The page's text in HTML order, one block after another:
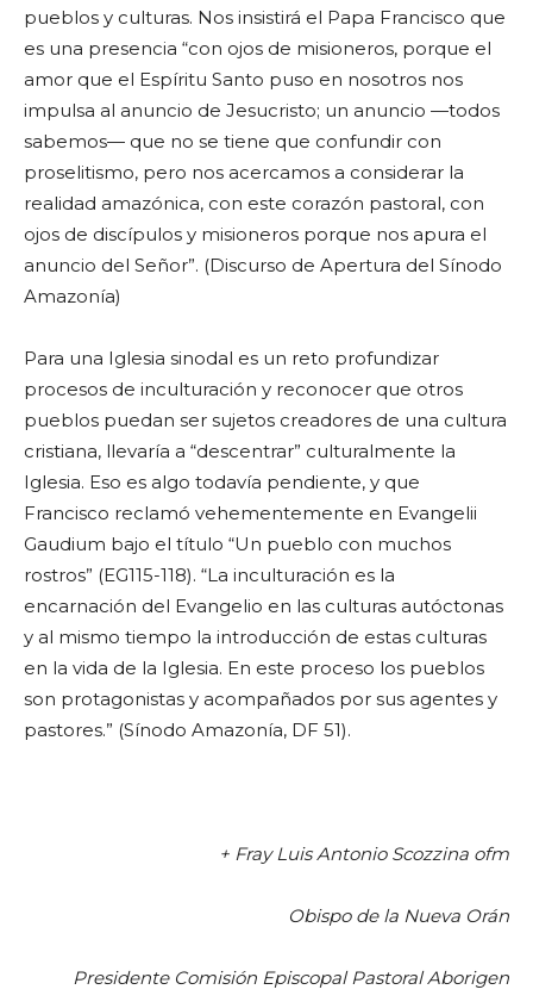
pueblos y culturas. Nos insistirá el Papa Francisco que
es una presencia “con ojos de misioneros, porque el
amor que el Espíritu Santo puso en nosotros nos
impulsa al anuncio de Jesucristo; un anuncio —todos
sabemos— que no se tiene que confundir con
proselitismo, pero nos acercamos a considerar la
realidad amazónica, con este corazón pastoral, con
ojos de discípulos y misioneros porque nos apura el
anuncio del Señor”. (Discurso de Apertura del Sínodo
Amazonía)
Para una Iglesia sinodal es un reto profundizar
procesos de inculturación y reconocer que otros
pueblos puedan ser sujetos creadores de una cultura
cristiana, llevaría a “descentrar” culturalmente la
Iglesia. Eso es algo todavía pendiente, y que
Francisco reclamó vehementemente en Evangelii
Gaudium bajo el título “Un pueblo con muchos
rostros” (EG115-118). “La inculturación es la
encarnación del Evangelio en las culturas autóctonas
y al mismo tiempo la introducción de estas culturas
en la vida de la Iglesia. En este proceso los pueblos
son protagonistas y acompañados por sus agentes y
pastores.” (Sínodo Amazonía, DF 51).
+ Fray Luis Antonio Scozzina ofm
Obispo de la Nueva Orán
Presidente Comisión Episcopal Pastoral Aborigen